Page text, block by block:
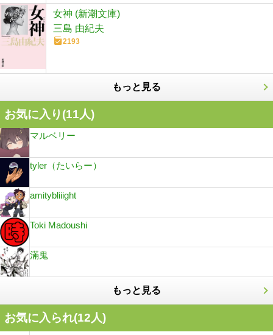
女神 (新潮文庫)
三島 由紀夫
2193
もっと見る
お気に入り(11人)
マルベリー
tyler（たいらー）
amitybliiight
Toki Madoushi
滿鬼
もっと見る
お気に入られ(12人)